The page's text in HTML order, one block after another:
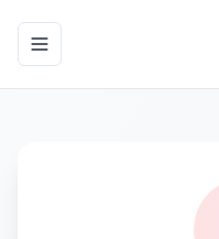
Toggle navigation menu